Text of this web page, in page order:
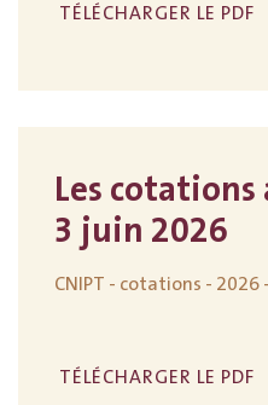
TÉLÉCHARGER LE PDF
Les cotations
3 juin 2026
CNIPT - cotations - 2026
TÉLÉCHARGER LE PDF